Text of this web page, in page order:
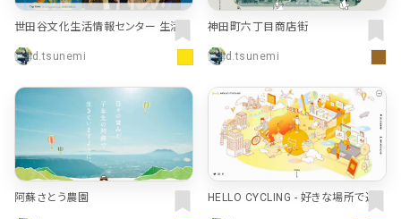
世田谷文化生活情報センター 生活工
d.tsunemi
神田町六丁目商店街
d.tsunemi
阿蘇さとう農園
HELLO CYCLING - 好きな場所で返